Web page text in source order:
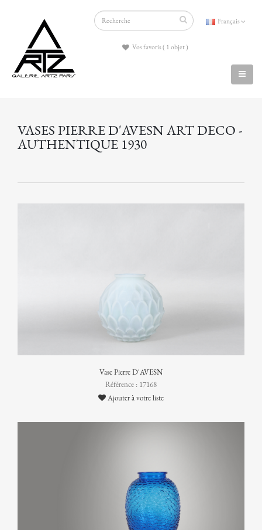
Français
Vos favoris ( 1 objet )
VASES PIERRE D'AVESN ART DECO -
AUTHENTIQUE 1930
Vase Pierre D'AVESN
Référence : 17168
Ajouter à votre liste